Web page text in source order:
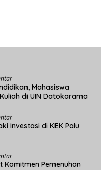
Mahasiswa
di UIN Datokarama
Investasi di KEK Palu
Komitmen Pemenuhan